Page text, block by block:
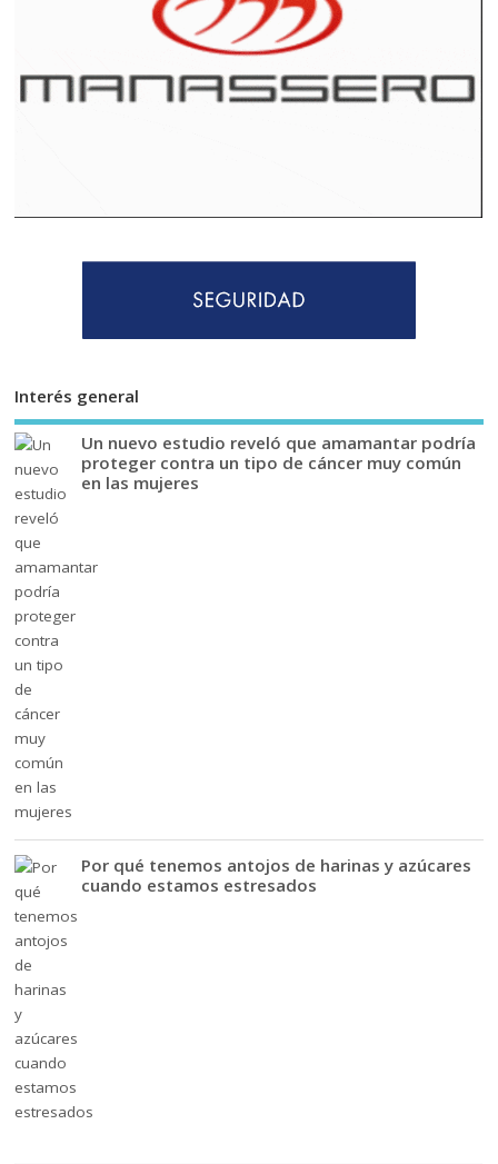
Interés general
Un nuevo estudio reveló que amamantar podría
proteger contra un tipo de cáncer muy común
en las mujeres
Por qué tenemos antojos de harinas y azúcares
cuando estamos estresados